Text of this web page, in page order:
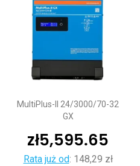
MultiPlus-II 24/3000/70-32
GX
zł5,595.65
Rata już od: 148,29 zł